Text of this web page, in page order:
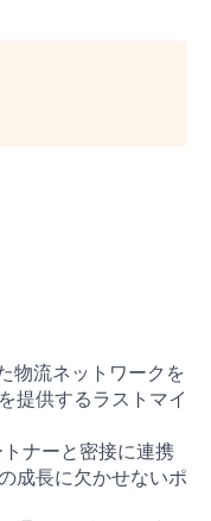
物流ネットワークを
提供するラストマイ
ナーと密接に連携
成長に欠かせないポ